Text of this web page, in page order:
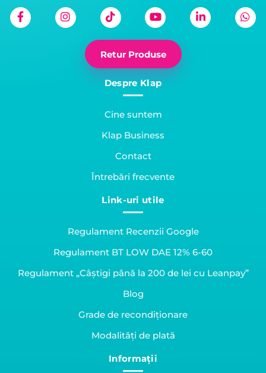
Retur Produse
Despre Klap
Cine suntem
Klap Business
Contact
Întrebări frecvente
Link-uri utile
Regulament Recenzii Google
Regulament BT LOW DAE 12% 6-60
Regulament „Câștigi până la 200 de lei cu Leanpay”
Blog
Grade de recondiționare
Modalități de plată
Informații